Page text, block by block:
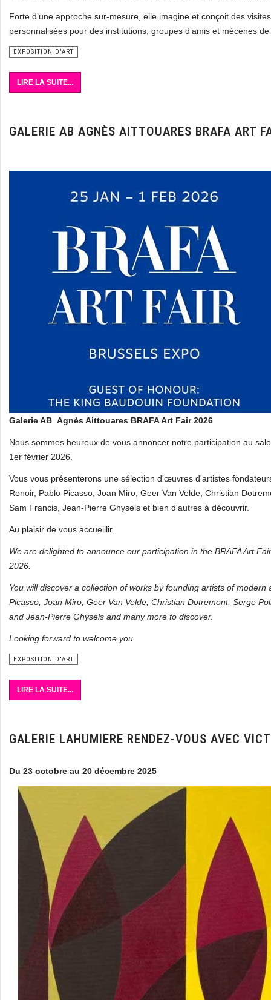
Forte d’une approche sur-mesure, elle imagine et conçoit des
personnalisées pour des institutions, groupes d’amis et mécènes
EXPOSITION D'ART
LIRE LA SUITE...
GALERIE AB AGNÈS AITTOUARES BRAFA ART
Galerie AB Agnès Aittouares BRAFA Art Fair 2026
Nous sommes heureux de vous annoncer notre participation au
1er février 2026.
Vous vous présenterons une sélection d'œuvres d'artistes
Renoir, Pablo Picasso, Joan Miro, Geer Van Velde, Christian
Sam Francis, Jean-Pierre Ghysels et bien d'autres à découvrir.
Au plaisir de vous accueillir.
We are delighted to announce our participation in the BRAFA Art
2026.
You will discover a collection of works by founding artists of
Picasso, Joan Miro, Geer Van Velde, Christian Dotremont, Serge
and Jean-Pierre Ghysels and many more to discover.
Looking forward to welcome you.
EXPOSITION D'ART
LIRE LA SUITE...
GALERIE LAHUMIERE RENDEZ-VOUS AVEC
Du 23 octobre au 20 décembre 2025